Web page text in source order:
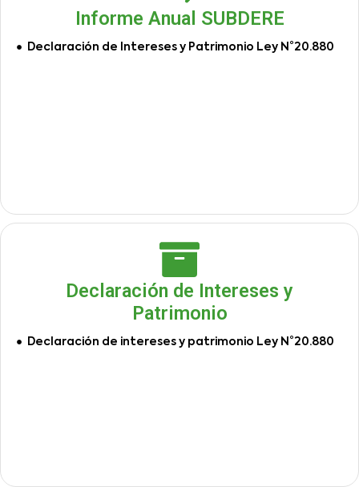
Informe Anual SUBDERE
Declaración de Intereses y Patrimonio Ley N°20.880
Declaración de Intereses y
Patrimonio
Declaración de intereses y patrimonio Ley N°20.880